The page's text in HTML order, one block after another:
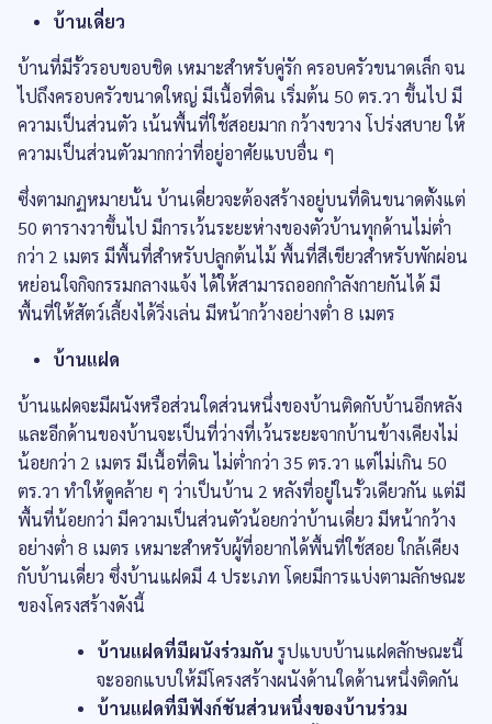
บ้านเดี่ยว
บ้านที่มีรั้วรอบขอบชิด เหมาะสำหรับคู่รัก ครอบครัวขนาดเล็ก จน
ไปถึงครอบครัวขนาดใหญ่ มีเนื้อที่ดิน เริ่มต้น 50 ตร.วา ขึ้นไป มี
ความเป็นส่วนตัว เน้นพื้นที่ใช้สอยมาก กว้างขวาง โปร่งสบาย ให้
ความเป็นส่วนตัวมากกว่าที่อยู่อาศัยแบบอื่น ๆ
ซึ่งตามกฏหมายนั้น บ้านเดี่ยวจะต้องสร้างอยู่บนที่ดินขนาดตั้งแต่
50 ตารางวาขึ้นไป มีการเว้นระยะห่างของตัวบ้านทุกด้านไม่ต่ำ
กว่า 2 เมตร มีพื้นที่สำหรับปลูกต้นไม้ พื้นที่สีเขียวสำหรับพักผ่อน
หย่อนใจกิจกรรมกลางแจ้ง ได้ให้สามารถออกกำลังกายกันได้ มี
พื้นที่ให้สัตว์เลี้ยงได้วิ่งเล่น มีหน้ากว้างอย่างต่ำ 8 เมตร
บ้านแฝด
บ้านแฝดจะมีผนังหรือส่วนใดส่วนหนึ่งของบ้านติดกับบ้านอีกหลัง
และอีกด้านของบ้านจะเป็นที่ว่างที่เว้นระยะจากบ้านข้างเคียงไม่
น้อยกว่า 2 เมตร มีเนื้อที่ดิน ไม่ต่ำกว่า 35 ตร.วา แต่ไม่เกิน 50
ตร.วา ทำให้ดูคล้าย ๆ ว่าเป็นบ้าน 2 หลังที่อยู่ในรั้วเดียวกัน แต่มี
พื้นที่น้อยกว่า มีความเป็นส่วนตัวน้อยกว่าบ้านเดี่ยว มีหน้ากว้าง
อย่างต่ำ 8 เมตร เหมาะสำหรับผู้ที่อยากได้พื้นที่ใช้สอย ใกล้เคียง
กับบ้านเดี่ยว ซึ่งบ้านแฝดมี 4 ประเภท โดยมีการแบ่งตามลักษณะ
ของโครงสร้างดังนี้
บ้านแฝดที่มีผนังร่วมกัน รูปแบบบ้านแฝดลักษณะนี้
จะออกแบบให้มีโครงสร้างผนังด้านใดด้านหนึ่งติดกัน
บ้านแฝดที่มีฟังก์ชันส่วนหนึ่งของบ้านร่วม